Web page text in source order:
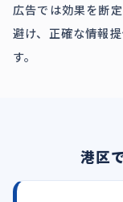
広告では効果を断
避け、正確な情報
す。
港区